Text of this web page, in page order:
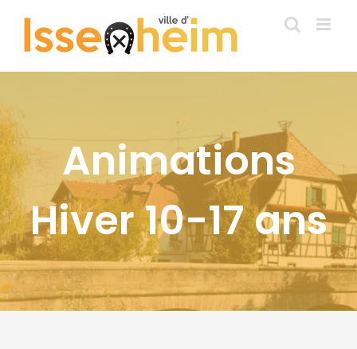
contenu
Animations
Hiver 10-17 ans